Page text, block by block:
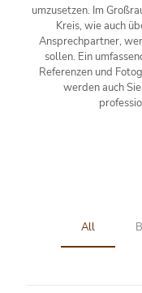
umzusetzen. Im
Kreis, wie auch
Ansprechpartner,
sollen. Ein
Referenzen und
werden auch
All